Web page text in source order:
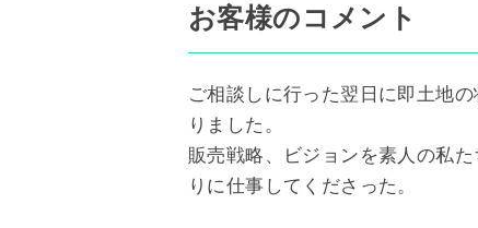
お客様のコメント
ご相談しに行った翌日に即土地
りました。
販売戦略、ビジョンを素人の私
りに仕事してくださった。